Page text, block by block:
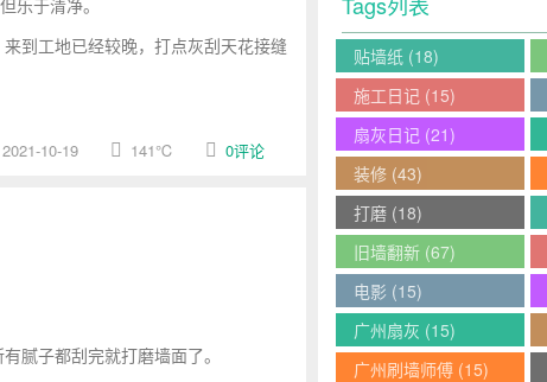
乐于清净。
到工地已经较晚，打点灰刮天花接缝
2021-10-19 141℃ 0评论
腻子都刮完就打磨墙面了。
贴墙纸 (18)
施工日记 (15)
扇灰日记 (21)
装修 (43)
打磨 (18)
旧墙翻新 (67)
电影 (15)
广州扇灰 (15)
广州刷墙师傅 (15)